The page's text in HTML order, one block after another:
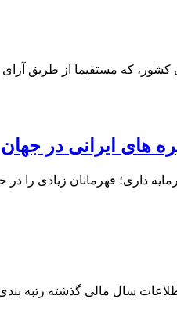
کشور، که مستقیما از طریق
های ایرانی در جهان
داری؛ قهرمانان زیادی را
گذشته رتبه بندی می نماید؛